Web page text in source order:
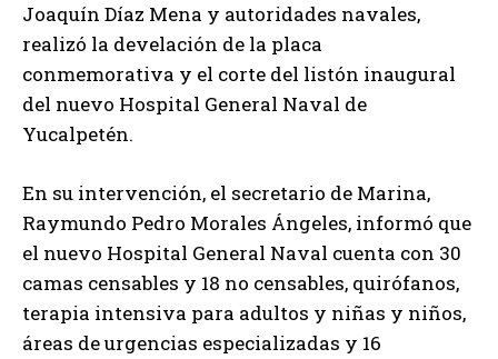
Joaquín Díaz Mena y autoridades navales,
realizó la develación de la placa
conmemorativa y el corte del listón inaugural
del nuevo Hospital General Naval de
Yucalpetén.
En su intervención, el secretario de Marina,
Raymundo Pedro Morales Ángeles, informó que
el nuevo Hospital General Naval cuenta con 30
camas censables y 18 no censables, quirófanos,
terapia intensiva para adultos y niñas y niños,
áreas de urgencias especializadas y 16